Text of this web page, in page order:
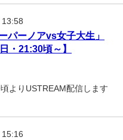
パーノアvs女子大生」
・21:30頃～】
よりUSTREAM配信します